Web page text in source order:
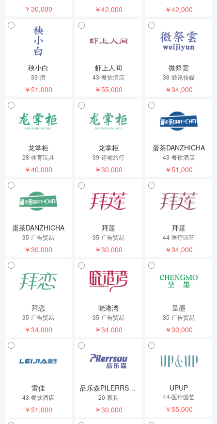
￥30,000 ￥42,000 ￥42,000
秧小白
33-酒
￥51,000
虾上人间
43-餐饮酒店
￥55,000
微祭雲
38-通讯传媒
￥34,000
龙掌柜
28-体育玩具
￥40,000
龙掌柜
39-运输旅行
￥30,000
蛋茶DANZHICHA
43-餐饮酒店
￥51,000
蛋茶DANZHICHA
35-广告贸易
￥30,000
拜莲
35-广告贸易
￥30,000
拜莲
44-医疗园艺
￥34,000
拜恋
35-广告贸易
￥34,000
晓港湾
35-广告贸易
￥34,000
呈墨
35-广告贸易
￥30,000
雷佳
43-餐饮酒店
￥51,000
品乐森PILERRSUU
20-家具
￥30,000
UPUP
44-医疗园艺
￥55,000